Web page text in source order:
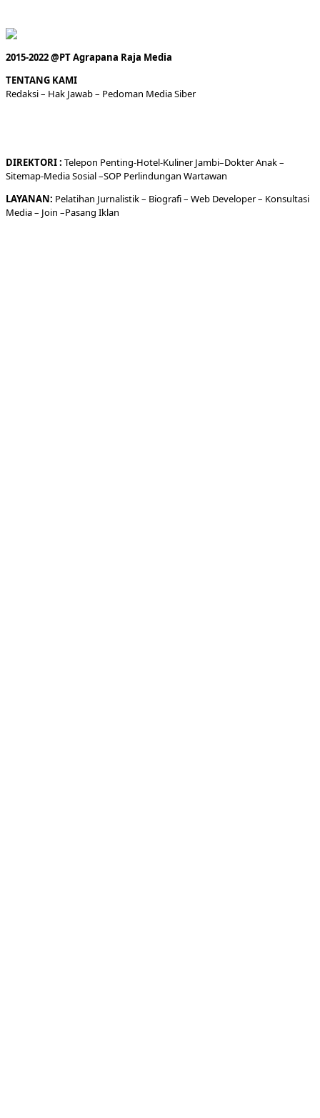
2015-2022 @PT Agrapana Raja Media
TENTANG KAMI
Redaksi– Hak Jawab – Pedoman Media Siber
DIREKTORI: Telepon Penting-Hotel-KulinerJambi–DokterAnak –
Sitemap-Media Sosial –SOP Perlindungan Wartawan
LAYANAN: Pelatihan Jurnalistik – Biografi– Web Developer– Konsultasi
Media– Join –Pasang Iklan